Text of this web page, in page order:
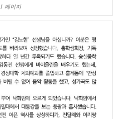
1 페이지